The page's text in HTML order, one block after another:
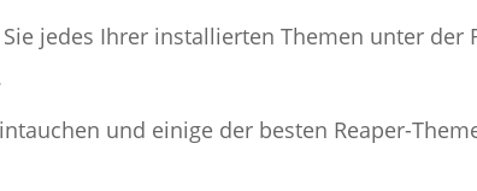
jedes Ihrer installierten Themen unter der
und einige der besten Reaper-